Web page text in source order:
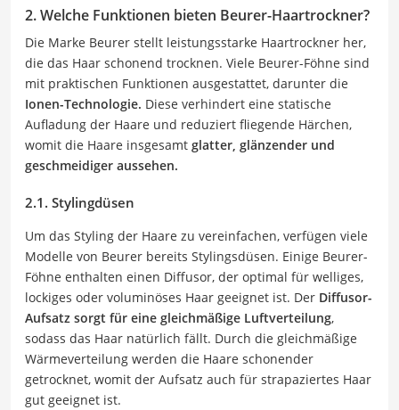
2. Welche Funktionen bieten Beurer-Haartrockner?
Die Marke Beurer stellt leistungsstarke Haartrockner her,
die das Haar schonend trocknen. Viele Beurer-Föhne sind
mit praktischen Funktionen ausgestattet, darunter die
Ionen-Technologie. Diese verhindert eine statische
Aufladung der Haare und reduziert fliegende Härchen,
womit die Haare insgesamt glatter, glänzender und
geschmeidiger aussehen.
2.1. Stylingdüsen
Um das Styling der Haare zu vereinfachen, verfügen viele
Modelle von Beurer bereits Stylingsdüsen. Einige Beurer-
Föhne enthalten einen Diffusor, der optimal für welliges,
lockiges oder voluminöses Haar geeignet ist. Der Diffusor-
Aufsatz sorgt für eine gleichmäßige Luftverteilung,
sodass das Haar natürlich fällt. Durch die gleichmäßige
Wärmeverteilung werden die Haare schonender
getrocknet, womit der Aufsatz auch für strapaziertes Haar
gut geeignet ist.